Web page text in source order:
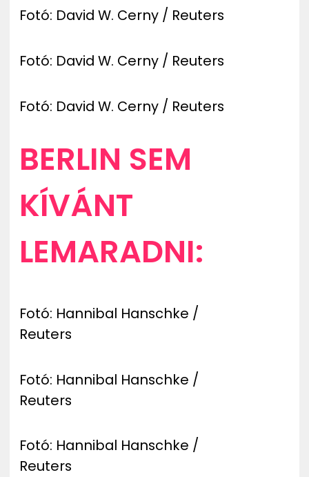
Fotó: David W. Cerny / Reuters
Fotó: David W. Cerny / Reuters
Fotó: David W. Cerny / Reuters
BERLIN SEM
KÍVÁNT
LEMARADNI:
Fotó: Hannibal Hanschke /
Reuters
Fotó: Hannibal Hanschke /
Reuters
Fotó: Hannibal Hanschke /
Reuters